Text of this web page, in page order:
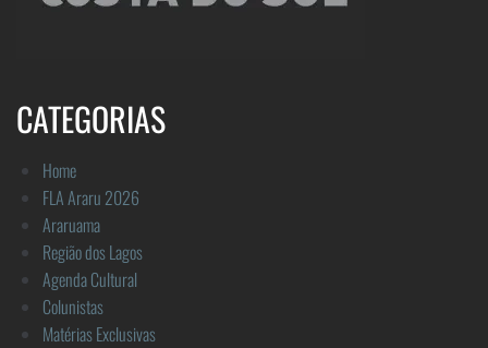
CATEGORIAS
Home
FLA Araru 2026
Araruama
Região dos Lagos
Agenda Cultural
Colunistas
Matérias Exclusivas